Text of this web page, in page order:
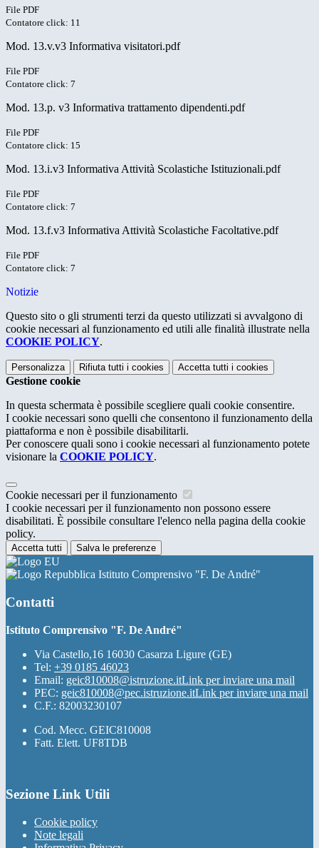
File PDF
Contatore click: 11
Mod. 13.v.v3 Informativa visitatori.pdf
File PDF
Contatore click: 7
Mod. 13.p. v3 Informativa trattamento dipendenti.pdf
File PDF
Contatore click: 15
Mod. 13.i.v3 Informativa Attività Scolastiche Istituzionali.pdf
File PDF
Contatore click: 7
Mod. 13.f.v3 Informativa Attività Scolastiche Facoltative.pdf
File PDF
Contatore click: 7
Notizie
Questo sito o gli strumenti terzi da questo utilizzati si avvalgono di
cookie necessari al funzionamento ed utili alle finalità illustrate nella
COOKIE POLICY.
Personalizza Rifiuta tutti i cookies Accetta tutti i cookies
Gestione cookie
In questa schermata è possibile scegliere quali cookie consentire.
I cookie necessari sono quelli che consentono il funzionamento della
piattaforma e non è possibile disabilitarli.
Per conoscere quali sono i cookie necessari al funzionamento potete
visionare la COOKIE POLICY.
Cookie necessari per il funzionamento
I cookie necessari per il funzionamento non possono essere
disabilitati. È possibile consultare l'elenco nella pagina della cookie
policy.
Accetta tutti Salva le preferenze
Istituto Comprensivo "F. De André"
Contatti
Istituto Comprensivo "F. De André"
Via Castello,16 16030 Casarza Ligure (GE)
Tel: +39 0185 46023
Email: geic810008@istruzione.itLink per inviare una mail
PEC: geic810008@pec.istruzione.itLink per inviare una mail
C.F.: 82003230107
Cod. Mecc. GEIC810008
Fatt. Elett. UF8TDB
Sezione Link Utili
Cookie policy
Note legali